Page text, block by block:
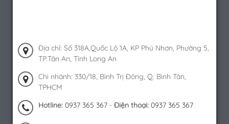
Địa chỉ: Số 318A,Quốc Lộ 1A, KP Phú Nhơn, Phường 5,
TP.Tân An, Tỉnh Long An
Chi nhánh: 330/18, Bình Trị Đông, Q. Bình Tân,
TPHCM
Hotline: 0937 365 367 - Điện thoại: 0937 365 367